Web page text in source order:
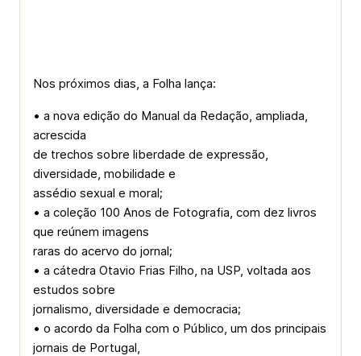
Nos próximos dias, a Folha lança:
• a nova edição do Manual da Redação, ampliada,
acrescida
de trechos sobre liberdade de expressão,
diversidade, mobilidade e
assédio sexual e moral;
• a coleção 100 Anos de Fotografia, com dez livros
que reúnem imagens
raras do acervo do jornal;
• a cátedra Otavio Frias Filho, na USP, voltada aos
estudos sobre
jornalismo, diversidade e democracia;
• o acordo da Folha com o Público, um dos principais
jornais de Portugal,